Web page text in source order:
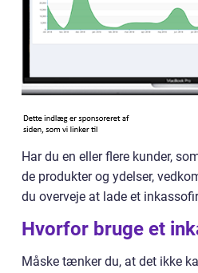
Har du en eller flere kunder,
de produkter og ydelser,
du overveje at lade et
Hvorfor bruge et
Måske tænker du, at det ikke